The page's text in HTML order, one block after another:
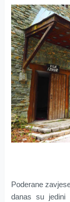
Poderane
danas su jedini